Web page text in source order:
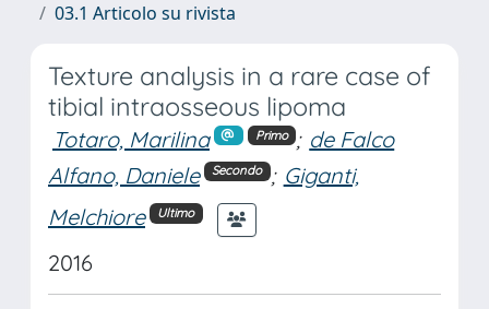
03.1 Articolo su rivista
Texture analysis in a rare case of
tibial intraosseous lipoma
Totaro, Marilina Primo ; de Falco
Alfano, Daniele
Secondo ; Giganti,
Melchiore
Ultimo
2016